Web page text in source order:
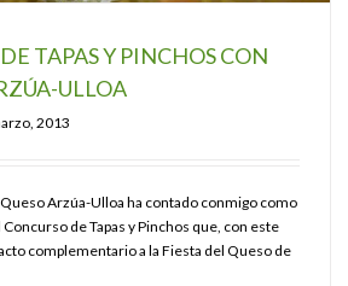
TAPAS Y PINCHOS CON
ULLOA
2013
Queso Arzúa-Ulloa ha contado conmigo como
de Tapas y Pinchos que, con este
complementario a la Fiesta del Queso de